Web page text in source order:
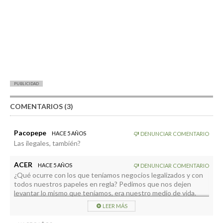
PUBLICIDAD
COMENTARIOS (3)
Pacopepe HACE 5 AÑOS DENUNCIAR COMENTARIO
Las ilegales, también?
ACER HACE 5 AÑOS DENUNCIAR COMENTARIO
¿Qué ocurre con los que teníamos negocios legalizados y con
todos nuestros papeles en regla? Pedimos que nos dejen
levantar lo mismo que teníamos, era nuestro medio de vida.
Solo se acuerdan de los que tenían vivienda y de quienes
teníamos empresas a tomar viento.
LEER MÁS